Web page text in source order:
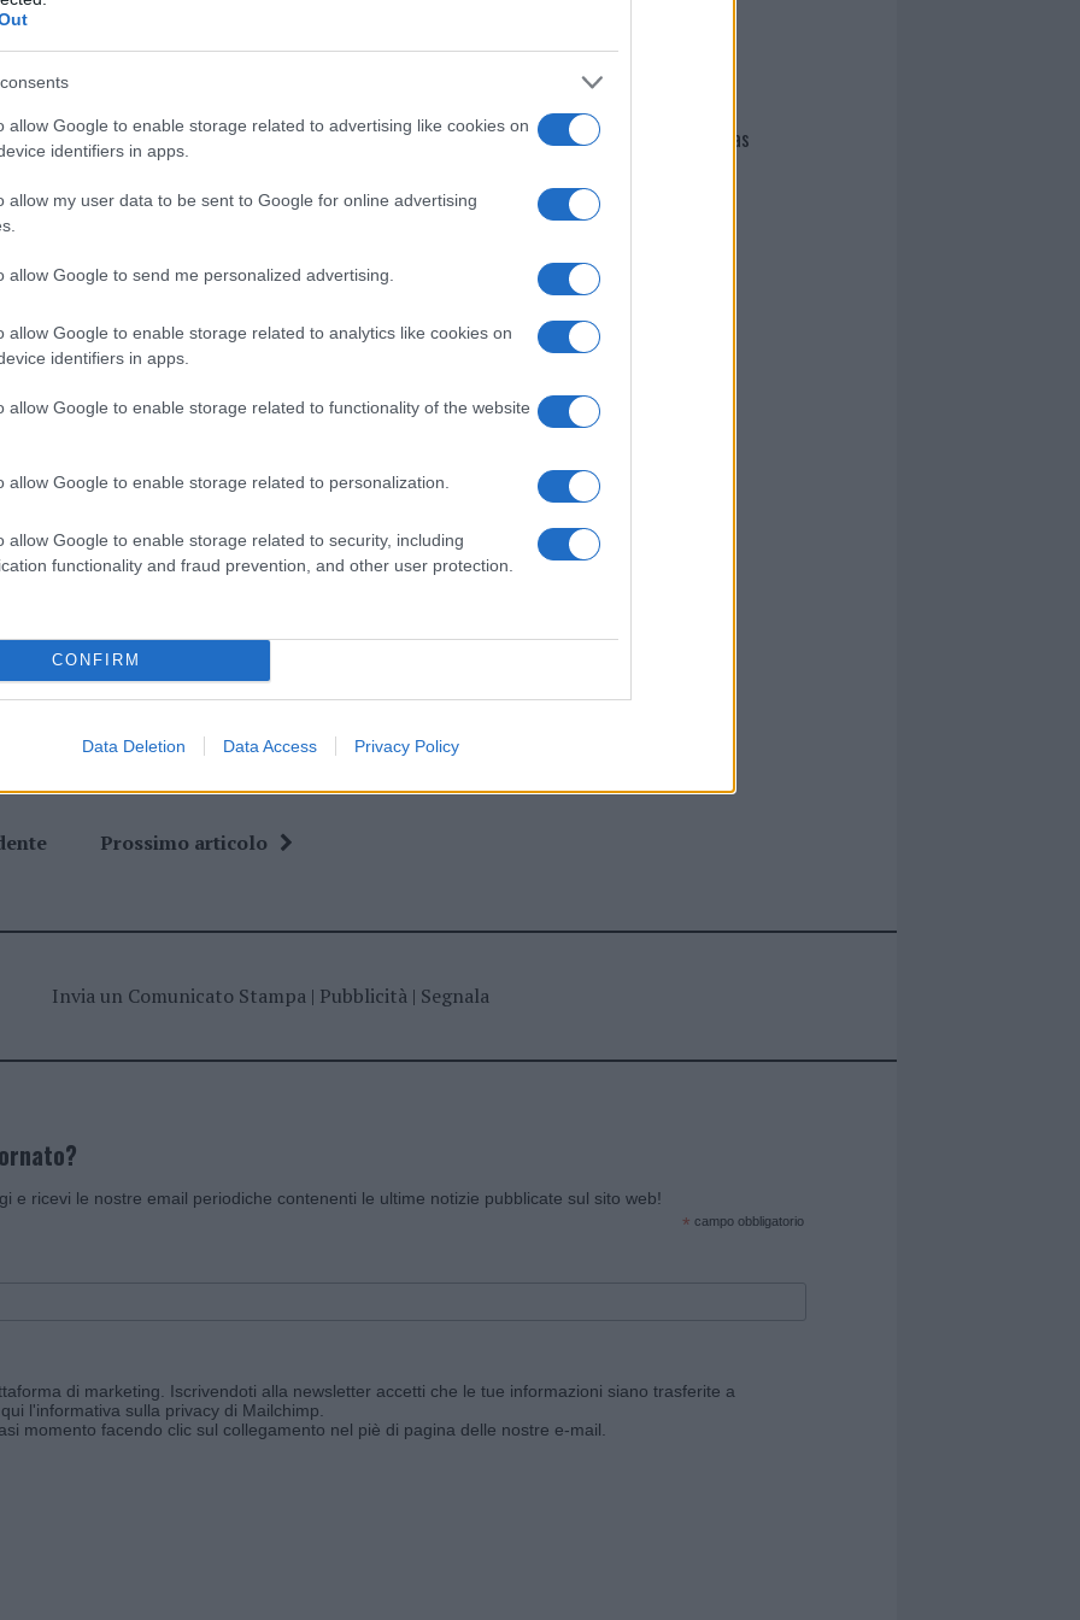
allow Google to enable storage related to advertising like cookies on
identifiers in apps.
allow my user data to be sent to Google for online advertising
allow Google to send me personalized advertising.
allow Google to enable storage related to analytics like cookies on
identifiers in apps.
allow Google to enable storage related to functionality of the website
allow Google to enable storage related to personalization.
allow Google to enable storage related to security, including
functionality and fraud prevention, and other user protection.
CONFIRM
Data Deletion Data Access Privacy Policy
nella sezioneLogindal menù del sito o
Gallura
i tuoi video e le tue foto
+39 345 356 7512
di GalluraOggi.it
news da
Prossimo articolo
Giovannimaria Cabras
Invia un Comunicato Stampa| Pubblicità| Segnala
e ricevi le nostre email periodiche contenenti le ultime notizie pubblicate sul sito web!
* campo obbligatorio
di marketing. Iscrivendoti alla newsletter accetti che le tue informazioni siano trasferite a
l'informativa sulla privacy di Mailchimp
momento facendo clic sul collegamento nel piè di pagina delle nostre e-mail.